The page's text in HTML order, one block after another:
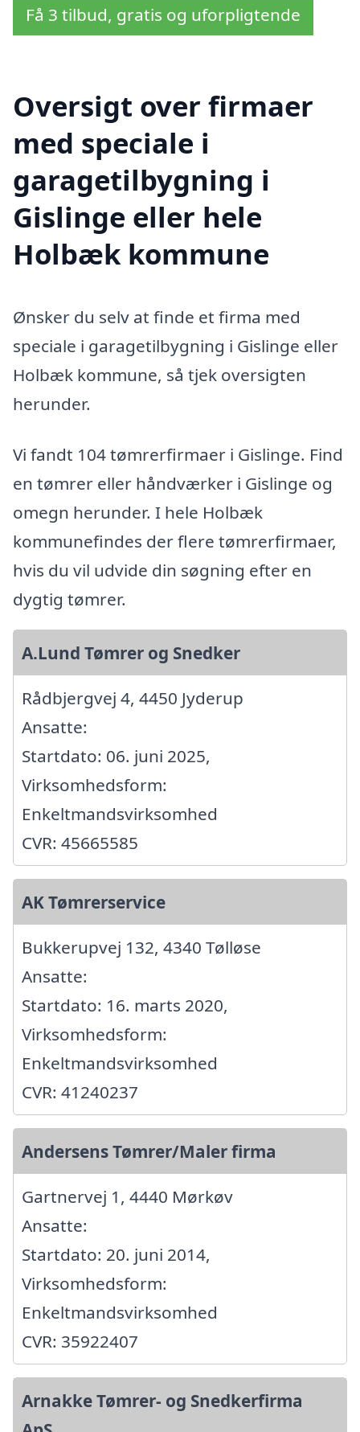
Få 3 tilbud, gratis og uforpligtende
Oversigt over firmaer
med speciale i
garagetilbygning i
Gislinge eller hele
Holbæk kommune
Ønsker du selv at finde et firma med
speciale i garagetilbygning i Gislinge eller
Holbæk kommune, så tjek oversigten
herunder.
Vi fandt 104 tømrerfirmaer i Gislinge. Find
en tømrer eller håndværker i Gislinge og
omegn herunder. I hele Holbæk
kommunefindes der flere tømrerfirmaer,
hvis du vil udvide din søgning efter en
dygtig tømrer.
A.Lund Tømrer og Snedker
Rådbjergvej 4, 4450 Jyderup
Ansatte:
Startdato: 06. juni 2025,
Virksomhedsform:
Enkeltmandsvirksomhed
CVR: 45665585
AK Tømrerservice
Bukkerupvej 132, 4340 Tølløse
Ansatte:
Startdato: 16. marts 2020,
Virksomhedsform:
Enkeltmandsvirksomhed
CVR: 41240237
Andersens Tømrer/Maler firma
Gartnervej 1, 4440 Mørkøv
Ansatte:
Startdato: 20. juni 2014,
Virksomhedsform:
Enkeltmandsvirksomhed
CVR: 35922407
Arnakke Tømrer- og Snedkerfirma